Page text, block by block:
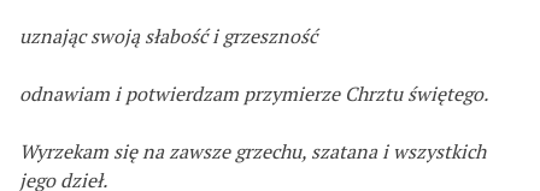
uznając swoją słabość i grzeszność
odnawiam i potwierdzam przymierze Chrztu świętego.
Wyrzekam się na zawsze grzechu, szatana i wszystkich
jego dzieł.